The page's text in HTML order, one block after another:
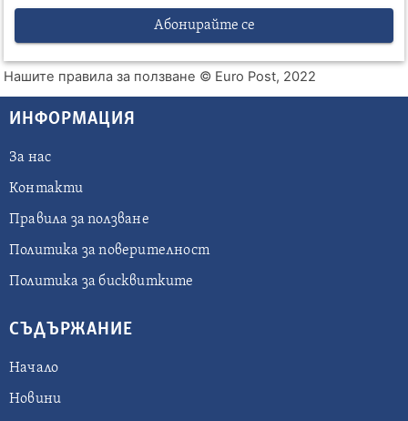
Абонирайте се
Нашите правила за ползване © Euro Post, 2022
ИНФОРМАЦИЯ
За нас
Контакти
Правила за ползване
Политика за поверителност
Политика за бисквитките
СЪДЪРЖАНИЕ
Начало
Новини